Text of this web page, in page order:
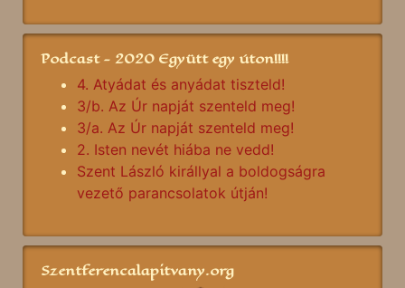
Podcast - 2020 Együtt egy úton!!!!
4. Atyádat és anyádat tiszteld!
3/b. Az Úr napját szenteld meg!
3/a. Az Úr napját szenteld meg!
2. Isten nevét hiába ne vedd!
Szent László királlyal a boldogságra
vezető parancsolatok útján!
Szentferencalapitvany.org